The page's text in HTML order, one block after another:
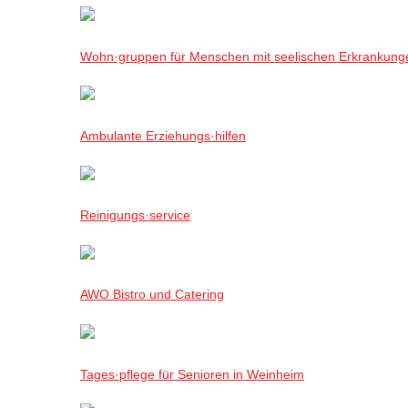
Wohn·gruppen für Menschen mit seelischen
Ambulante Erziehungs·hilfen
Reinigungs·service
AWO Bistro und Catering
Tages·pflege für Senioren in Weinheim